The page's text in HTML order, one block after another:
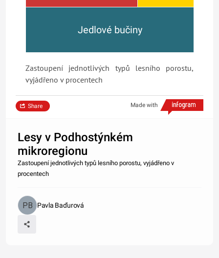
Jedlové bučiny
Zastoupení jednotlivých typů lesního porostu,
vyjádřeno v procentech
Made with
Share
Lesy v Podhostýnkém
mikroregionu
Zastoupení jednotlivých typů lesního porostu, vyjádřeno v
procentech
Pavla Baďurová